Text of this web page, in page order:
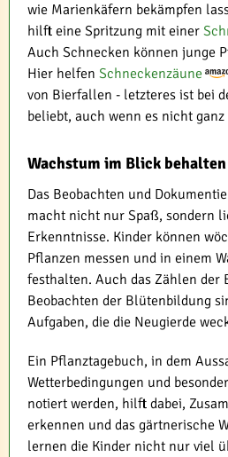
wie Marienkäfern bekämpfen
hilft eine Spritzung mit einer
Auch Schnecken können junge
Hier helfen Schneckenzäune
von Bierfallen - letzteres ist bei
beliebt, auch wenn es nicht
Wachstum im Blick behalten
Das Beobachten und
macht nicht nur Spaß, sondern
Erkenntnisse. Kinder können
Pflanzen messen und in einem
festhalten. Auch das Zählen der
Beobachten der Blütenbildung
Aufgaben, die die Neugierde
Ein Pflanztagebuch, in dem
Wetterbedingungen und
notiert werden, hilft dabei,
erkennen und das gärtnerische
lernen die Kinder nicht nur viel